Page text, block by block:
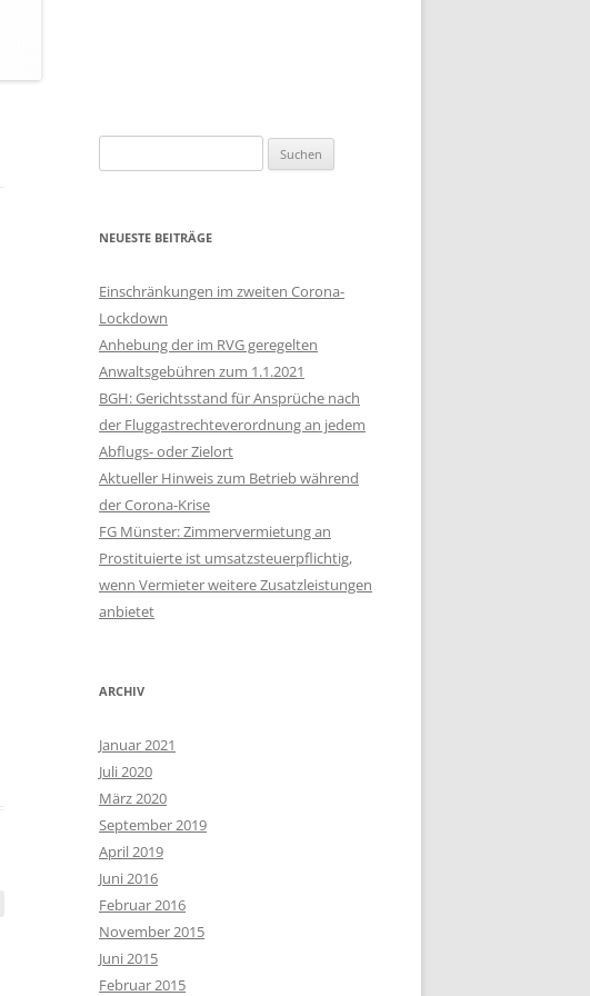
nach:
NEUESTE BEITRÄGE
Einschränkungen im zweiten Corona-
Lockdown
Anhebung der im RVG geregelten
Anwaltsgebühren zum 1.1.2021
BGH: Gerichtsstand für Ansprüche nach
der Fluggastrechteverordnung an jedem
Abflugs- oder Zielort
Aktueller Hinweis zum Betrieb während
der Corona-Krise
FG Münster: Zimmervermietung an
Prostituierte ist umsatzsteuerpflichtig,
wenn Vermieter weitere Zusatzleistungen
anbietet
ARCHIV
Januar 2021
Juli 2020
März 2020
September 2019
April 2019
Juni 2016
Februar 2016
November 2015
Juni 2015
Februar 2015